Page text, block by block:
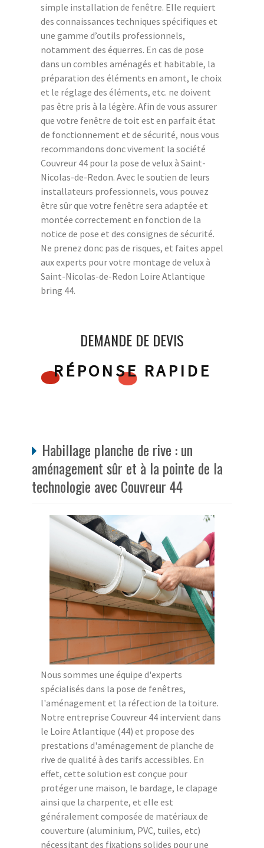
simple installation de fenêtre. Elle requiert
des connaissances techniques spécifiques et
une gamme d’outils professionnels,
notamment des équerres. En cas de pose
dans un combles aménagés et habitable, la
préparation des éléments en amont, le choix
et le réglage des éléments, etc. ne doivent
pas être pris à la légère. Afin de vous assurer
que votre fenêtre de toit est en parfait état
de fonctionnement et de sécurité, nous vous
recommandons donc vivement la société
Couvreur 44 pour la pose de velux à Saint-
Nicolas-de-Redon. Avec le soutien de leurs
installateurs professionnels, vous pouvez
être sûr que votre fenêtre sera adaptée et
montée correctement en fonction de la
notice de pose et des consignes de sécurité.
Ne prenez donc pas de risques, et faites appel
aux experts pour votre montage de velux à
Saint-Nicolas-de-Redon Loire Atlantique
bring 44.
DEMANDE DE DEVIS
RÉPONSE RAPIDE
Habillage planche de rive : un
aménagement sûr et à la pointe de la
technologie avec Couvreur 44
Nous sommes une équipe d'experts
spécialisés dans la pose de fenêtres,
l'aménagement et la réfection de la toiture.
Notre entreprise Couvreur 44 intervient dans
le Loire Atlantique (44) et propose des
prestations d'aménagement de planche de
rive de qualité à des tarifs accessibles. En
effet, cette solution est conçue pour
protéger une maison, le bardage, le clapage
ainsi que la charpente, et elle est
généralement composée de matériaux de
couverture (aluminium, PVC, tuiles, etc)
nécessitant des fixations solides pour une